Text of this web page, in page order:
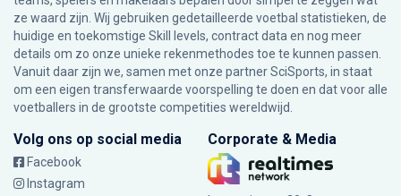
ze waard zijn. Wij gebruiken gedetailleerde voetbal statistieken, de
huidige en toekomstige Skill levels, contract data en nog meer
details om zo onze unieke rekenmethodes toe te kunnen passen.
Vanuit daar zijn we, samen met onze partner SciSports, in staat
om een eigen transferwaarde voorspelling te doen en dat voor alle
voetballers in de grootste competities wereldwijd.
Volg ons op social media
Facebook
Instagram
Corporate & Media